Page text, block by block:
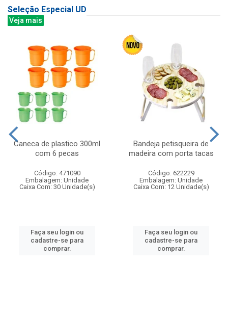
Seleção Especial UD
Veja mais
Caneca de plastico 300ml
com 6 pecas
Código: 471090
Embalagem: Unidade
Caixa Com: 30 Unidade(s)
Faça seu login ou
cadastre-se para
comprar.
Bandeja petisqueira de
madeira com porta tacas
Código: 622229
Embalagem: Unidade
Caixa Com: 12 Unidade(s)
Faça seu login ou
cadastre-se para
comprar.